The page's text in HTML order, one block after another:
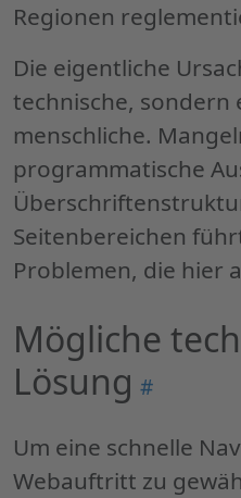
Regionen
Die eigentliche
technische, sondern
menschliche.
programmatische
Seitenbereichen
Problemen, die hier
Mögliche
Lösung Permalink
#
Um eine schnelle
Webauftritt zu